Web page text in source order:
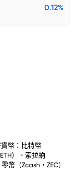
0.12%
幣：比特幣
）、索拉納
幣（Zcash，ZEC）